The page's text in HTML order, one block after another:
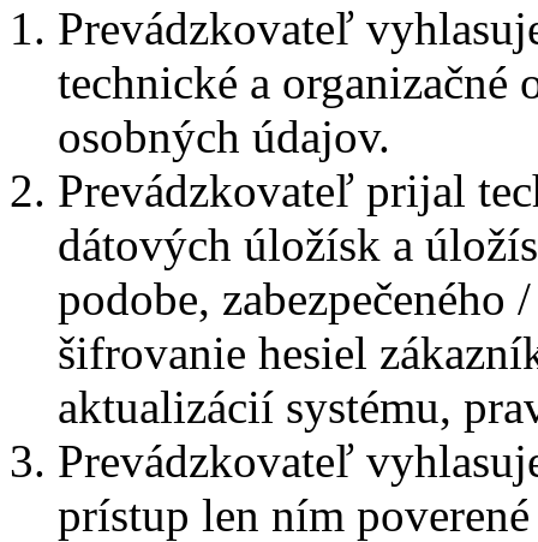
Prevádzkovateľ
technické a organizačné
osobných údajov.
Prevádzkovateľ prijal
dátových úložísk a
podobe,
šifrovanie hesiel
aktualizácií systému,
Prevádzkovateľ
prístup len ním